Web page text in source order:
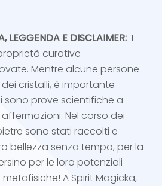
LEGGENDA E DISCLAIMER: I
curative
Mentre alcune persone
cristalli, è importante
sono prove scientifiche a
Nel corso dei
sono stati raccolti e
bellezza senza tempo, per la
per le loro potenziali
A Spirit Magicka,